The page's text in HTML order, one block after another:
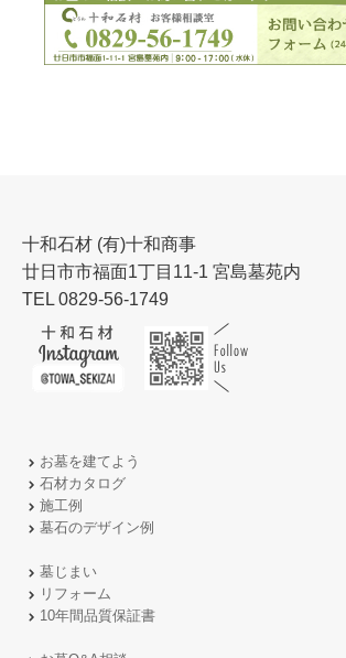
十和石材 (有)十和商事
廿日市市福面1丁目11-1 宮島墓苑内
TEL 0829-56-1749
お墓を建てよう
石材カタログ
施工例
墓石のデザイン例
墓じまい
リフォーム
10年間品質保証書